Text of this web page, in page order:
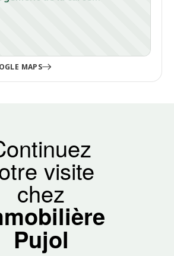
MAPS
visite
chez
Pujol